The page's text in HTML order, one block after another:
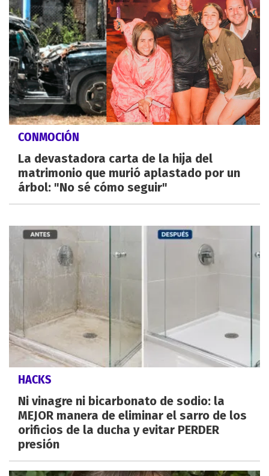
CONMOCIÓN
La devastadora carta de la hija del
matrimonio que murió aplastado por un
árbol: "No sé cómo seguir"
HACKS
Ni vinagre ni bicarbonato de sodio: la
MEJOR manera de eliminar el sarro de los
orificios de la ducha y evitar PERDER
presión